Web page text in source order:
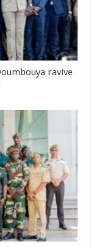
ravive